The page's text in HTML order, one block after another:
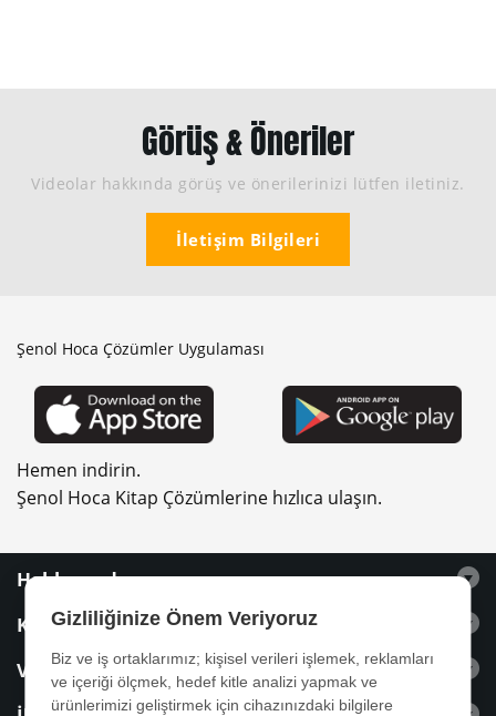
Görüş & Öneriler
Videolar hakkında görüş ve önerilerinizi lütfen iletiniz.
İletişim Bilgileri
Şenol Hoca Çözümler Uygulaması
Hemen indirin.
Şenol Hoca Kitap Çözümlerine hızlıca ulaşın.
Hakkımızda
Kitaplar
Videolar
Gizliliğinize Önem Veriyoruz
Biz ve iş ortaklarımız; kişisel verileri işlemek, reklamları
ve içeriği ölçmek, hedef kitle analizi yapmak ve
ürünlerimizi geliştirmek için cihazınızdaki bilgilere